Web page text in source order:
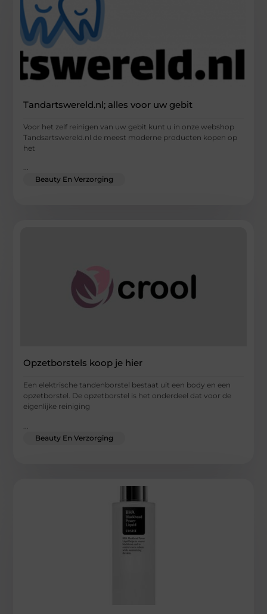
Tandartswereld.nl; alles voor uw gebit
Voor het zelf reinigen van uw gebit kunt u in onze webshop
Tandsartswereld.nl de meest moderne producten kopen op
het
...
Beauty En Verzorging
Opzetborstels koop je hier
Een elektrische tandenborstel bestaat uit een body en een
opzetborstel. De opzetborstel is het onderdeel dat voor de
eigenlijke reiniging
Beauty En Verzorging